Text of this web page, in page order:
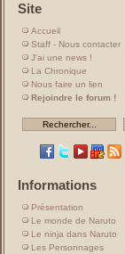
Site
Accueil
Staff - Nous contacter
J'ai une news !
La Chronique
Nous faire un lien
Rejoindre le forum !
Informations
Présentation
Le monde de Naruto
Le ninja dans Naruto
Les Personnages